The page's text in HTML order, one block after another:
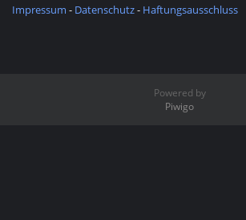
Impressum - Datenschutz- Haftungsausschluss
Powered by
Piwigo